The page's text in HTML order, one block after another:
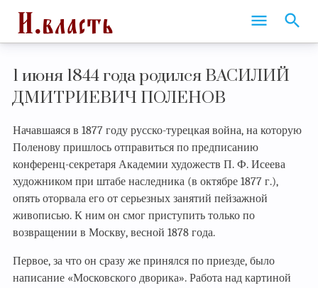
1 июня 1844 года родился ВАСИЛИЙ
ДМИТРИЕВИЧ ПОЛЕНОВ
Начавшаяся в 1877 году русско-турецкая война, на которую
Поленову пришлось отправиться по предписанию
конференц-секретаря Академии художеств П. Ф. Исеева
художником при штабе наследника (в октябре 1877 г.),
опять оторвала его от серьезных занятий пейзажной
живописью. К ним он смог приступить только по
возвращении в Москву, весной 1878 года.
Первое, за что он сразу же принялся по приезде, было
написание «Московского дворика». Работа над картиной